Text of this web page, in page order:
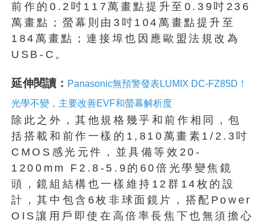
前作的0.2吋117萬畫點提升至0.39吋236
萬畫點；螢幕則由3吋104萬畫點提升至
184萬畫點；連接埠也因應歐盟法規改為
USB-C。
延伸閱讀： Panasonic無預警發表LUMIX DC-FZ85D！
光學不變，主要改善EVF和螢幕解析度
除此之外，其他規格幾乎和前作相同，包
括搭載和前作一樣的1,810萬畫素1/2.3吋
CMOS感光元件，並具備等效20-
1200mm F2.8-5.9的60倍光學變焦鏡
頭，鏡組結構也一樣維持12群14枚的設
計，其中包含6枚非球面鏡片，搭配Power
OIS讓用戶即使在高倍率長焦下也無須擔心